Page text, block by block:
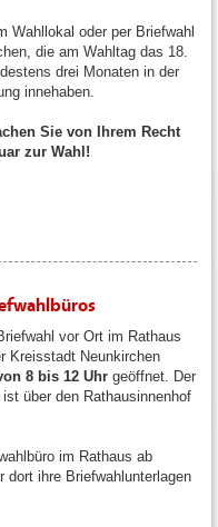
Wahllokal oder per Briefwahl
die am Wahltag das 18.
drei Monaten in der
innehaben.
Sie von Ihrem Recht
zur Wahl!
vor Ort im Rathaus
Kreisstadt Neunkirchen
8 bis 12 Uhr geöffnet. Der
über den Rathausinnenhof
im Rathaus ab
dort ihre Briefwahlunterlagen